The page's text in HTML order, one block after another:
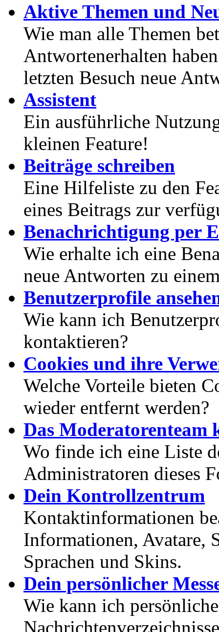
Aktive Themen und
Wie man alle Themen
Antwortenerhalten
letzten Besuch neue
Assistent
Ein ausführliche
kleinen Feature!
Beiträge schreiben
Eine Hilfeliste zu den
eines Beitrags zur
Benachrichtigung per
Wie erhalte ich eine
neue Antworten zu
Benutzerprofile
Wie kann ich
kontaktieren?
Cookies und ihre
Welche Vorteile bieten
wieder entfernt werden?
Das Moderatorenteam
Wo finde ich eine Liste
Administratoren dieses
Dein Kontrollzentrum
Kontaktinformationen
Informationen, Avatare,
Sprachen und Skins.
Dein persönlicher
Wie kann ich